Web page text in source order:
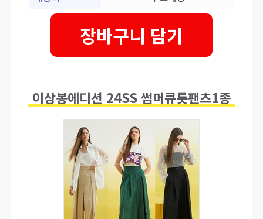
장바구니 담기
이상봉에디션 24SS 썸머큐롯팬츠1종